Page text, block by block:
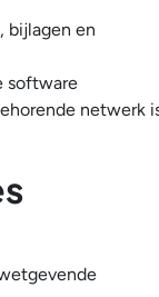
bijlagen en
software
netwerk